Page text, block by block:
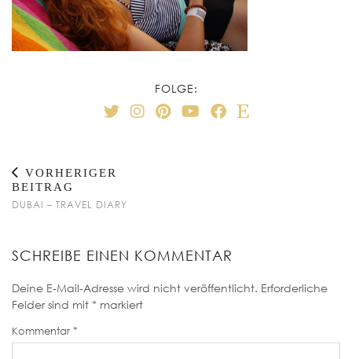
FOLGE:
VORHERIGER
BEITRAG
DUBAI – TRAVEL DIARY
SCHREIBE EINEN KOMMENTAR
Deine E-Mail-Adresse wird nicht veröffentlicht. Erforderliche
Felder sind mit * markiert
Kommentar *